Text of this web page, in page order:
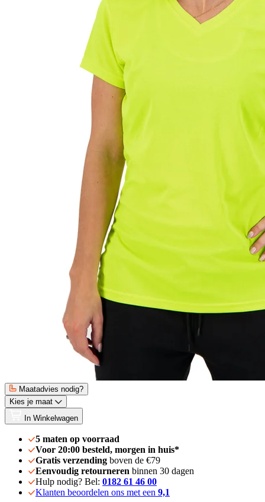
Maatadvies nodig?
Kies je maat
In Winkelwagen
5 maten op voorraad
Voor 20:00 besteld, morgen in huis*
Gratis verzending boven de €79
Eenvoudig retourneren binnen 30 dagen
Hulp nodig? Bel: 0182 61 46 00
Klanten beoordelen ons met een 9,1